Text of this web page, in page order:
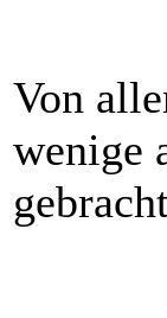
Von
wenige